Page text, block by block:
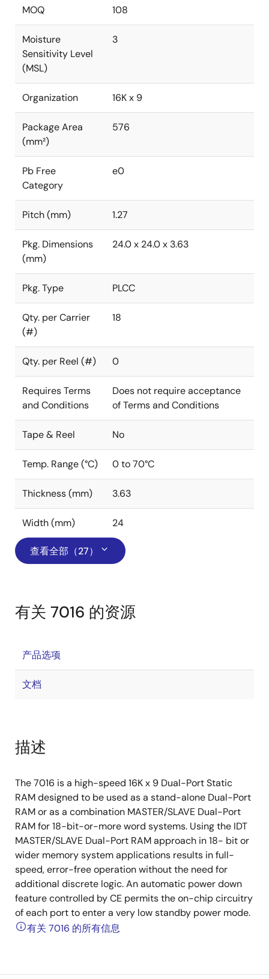
MOQ 108
Moisture
Sensitivity Level
(MSL)
3
Organization 16K x 9
Package Area
(mm²)
576
Pb Free
Category
e0
Pitch (mm) 1.27
Pkg. Dimensions
(mm)
24.0 x 24.0 x 3.63
Pkg. Type PLCC
Qty. per Carrier
(#)
18
Qty. per Reel (#) 0
Requires Terms
and Conditions
Does not require acceptance
of Terms and Conditions
Tape & Reel No
Temp. Range (°C) 0 to 70°C
Thickness (mm) 3.63
Width (mm) 24
查看全部（27）
有关 7016 的资源
产品选项
文档
描述
The 7016 is a high-speed 16K x 9 Dual-Port Static
RAM designed to be used as a stand-alone Dual-Port
RAM or as a combination MASTER/SLAVE Dual-Port
RAM for 18-bit-or-more word systems. Using the IDT
MASTER/SLAVE Dual-Port RAM approach in 18- bit or
wider memory system applications results in full-
speed, error-free operation without the need for
additional discrete logic. An automatic power down
feature controlled by CE permits the on-chip circuitry
of each port to enter a very low standby power mode.
有关 7016 的所有信息